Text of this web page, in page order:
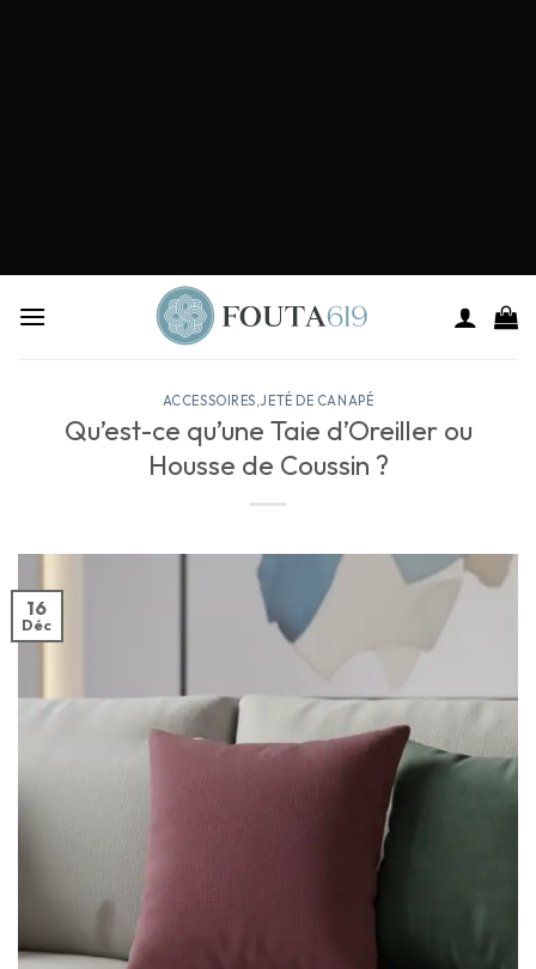
ACCESSOIRES JETÉ DE CANAPÉ
Qu’est-ce qu’une Taie d’Oreiller ou
Housse de Coussin ?
16
Déc